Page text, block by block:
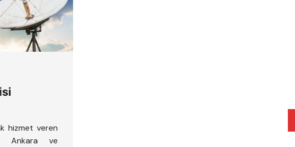
hizmet veren
Ankara ve